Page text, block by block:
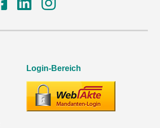
Login-Bereich